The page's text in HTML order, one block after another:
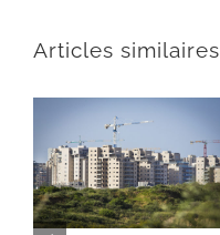
Articles similaires